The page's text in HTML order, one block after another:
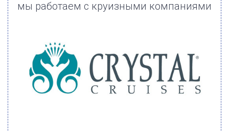
мы работаем с круизными компаниями